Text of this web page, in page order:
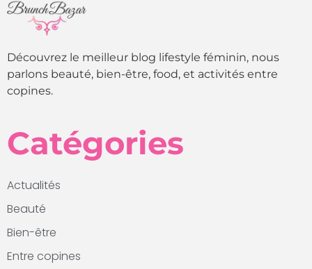
Découvrez le meilleur blog lifestyle féminin, nous
parlons beauté, bien-être, food, et activités entre
copines.
Catégories
Actualités
Beauté
Bien-être
Entre copines